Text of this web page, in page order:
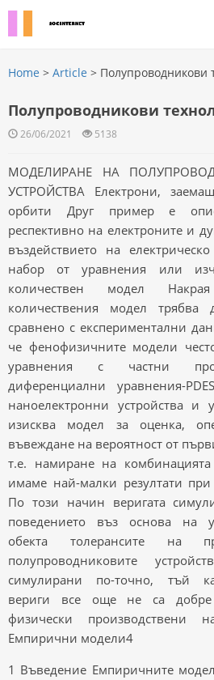
Home > Article > Полупроводникови
Полупроводникови
26/06/2021 5138
МОДЕЛИРАНЕ НА
УСТРОЙСТВА Електрони,
орбити Друг пример е
респективно на електроните и
въздействието на
набор от уравнения или
количествен модел
количествения модел
сравнено с експериментални
че фенофизичните модели
уравнения с частни
диференциални уравнения-
наноелектронни устройства и
изисква модел за оценка,
въвеждане на вероятност от
т.е. намиране на
имаме най-малки резултати
По този начин веригата
поведението въз основа на
обекта толерансите на
полупроводниковите
симулирани по-точно, тъй
вериги все още не са
физически производствени
Емпирични модели4
1 Въведение Емпиричните